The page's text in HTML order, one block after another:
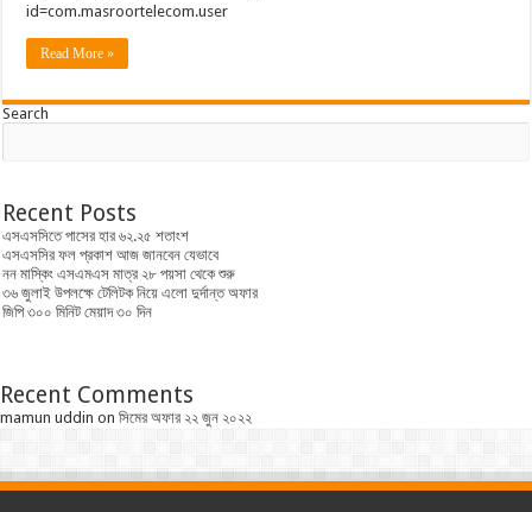
id=com.masroortelecom.user
Read More »
Search
Recent Posts
এসএসসিতে পাসের হার ৬২.২৫ শতাংশ
এসএসসির ফল প্রকাশ আজ জানবেন যেভাবে
নন মাস্কিং এসএমএস মাত্র ২৮ পয়সা থেকে শুরু
৩৬ জুলাই উপলক্ষে টেলিটক নিয়ে এলো দুর্দান্ত অফার
জিপি ৩০০ মিনিট মেয়াদ ৩০ দিন
Recent Comments
mamun uddin on সিমের অফার ২২ জুন ২০২২